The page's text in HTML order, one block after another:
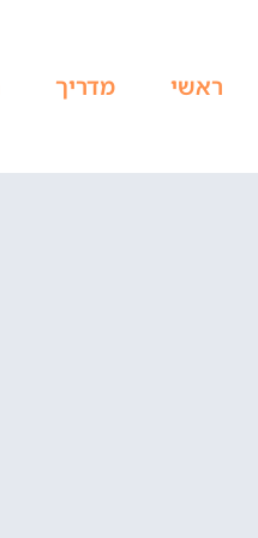
ראשי מדריך